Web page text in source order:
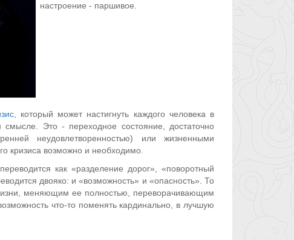
настроение - паршивое.
, который может настигнуть каждого человека в
Это - переходное состояние, достаточно
неудовлетворенностью) или жизненными
кризиса возможно и необходимо.
как «разделение дорог», «поворотный
двояко: и «возможность» и «опасность». То
меняющим ее полностью, переворачивающим
что-то поменять кардинально, в лучшую